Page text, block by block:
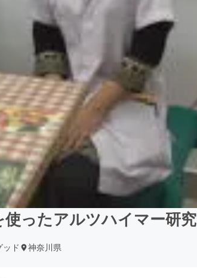
ったアルツハイマー研究
ッド 神奈川県